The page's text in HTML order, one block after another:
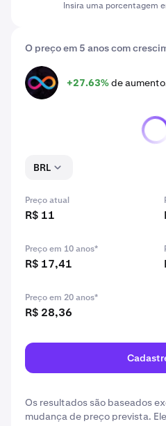
O preço em 5 anos com
ICP +27.63%de
BRL
Preço atual
R$ 11
Preço em 10 anos*
R$ 17,41
Preço em 20 anos*
R$ 28,36
Os resultados são baseados
mudança de preço prevista.
Insira uma porcentagem